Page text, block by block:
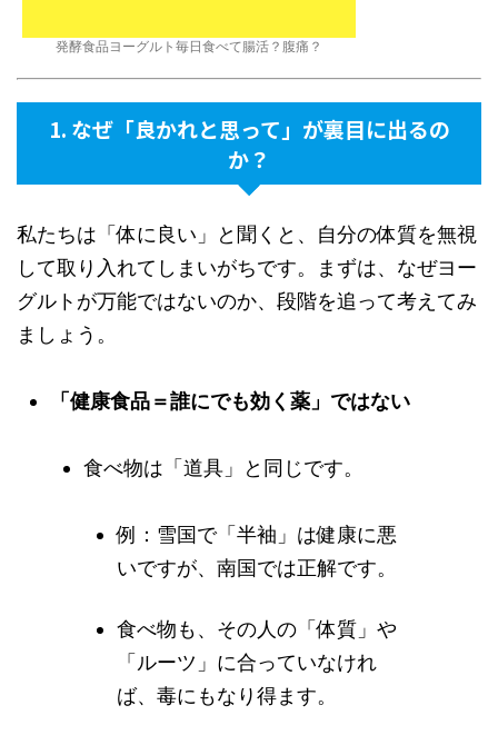
発酵食品ヨーグルト毎日食べて腸活？腹痛？
1. なぜ「良かれと思って」が裏目に出るの
か？
私たちは「体に良い」と聞くと、自分の体質を無視
して取り入れてしまいがちです。まずは、なぜヨー
グルトが万能ではないのか、段階を追って考えてみ
ましょう。
「健康食品＝誰にでも効く薬」ではない
食べ物は「道具」と同じです。
例：雪国で「半袖」は健康に悪
いですが、南国では正解です。
食べ物も、その人の「体質」や
「ルーツ」に合っていなけれ
ば、毒にもなり得ます。